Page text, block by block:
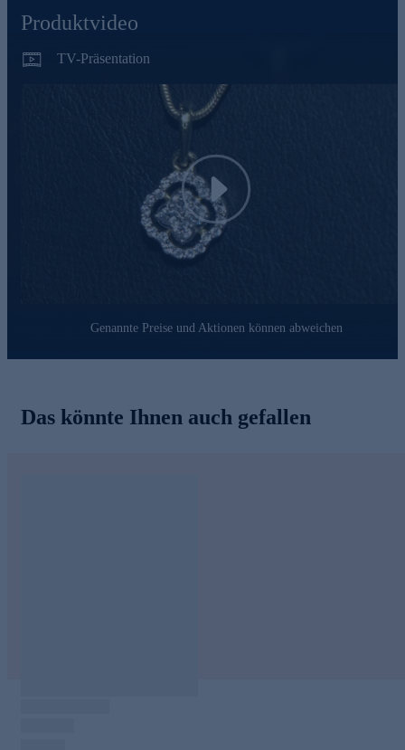
Hinweis: Die abgebildete Kette ist nicht im Lieferumfang
Sie im Kettensortiment von HSE. Was die Qualität unserer
Aus diesem Grund werden unsere Schmuckwaren von unserer
Qualitätssicherung und seitens des Lieferanten strengsten
Prüfprozessen unterzogen. Unter anderem beinhalten unsere
Bestimmungen der Schweizer Edelmetallkontrollgesetzgebung.
Produktvideo
TV-Präsentation
Play
Genannte Preise und Aktionen können abweichen
Das könnte Ihnen auch gefallen